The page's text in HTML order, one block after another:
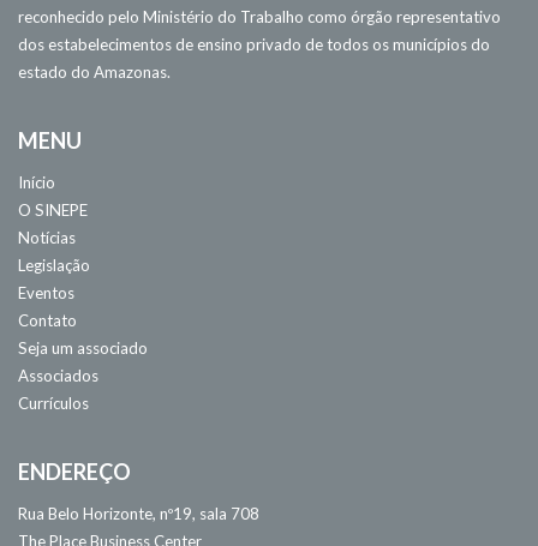
reconhecido pelo Ministério do Trabalho como órgão representativo
dos estabelecimentos de ensino privado de todos os municípios do
estado do Amazonas.
MENU
Início
O SINEPE
Notícias
Legislação
Eventos
Contato
Seja um associado
Associados
Currículos
ENDEREÇO
Rua Belo Horizonte, nº19, sala 708
The Place Business Center